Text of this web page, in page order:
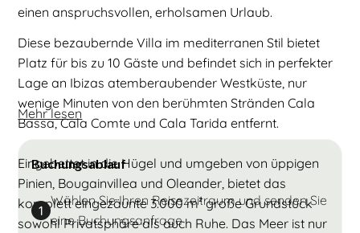
einen anspruchsvollen, erholsamen Urlaub.
Diese bezaubernde Villa im mediterranen Stil bietet
Platz für bis zu 10 Gäste und befindet sich in perfekter
Lage an Ibizas atemberaubender Westküste, nur
wenige Minuten von den berühmten Stränden Cala
Bassa, Cala Comte und Cala Tarida entfernt.
Eingebettet in die Hügel und umgeben von üppigen
Pinien, Bougainvillea und Oleander, bietet das
komplett eingezäunte 3.000 m² große Grundstück
sowohl Privatsphäre als auch Ruhe. Das Meer ist nur
Mehr lesen
Buchungsablauf
1
Wählen Sie Ihren Reisezeitraum und senden Sie
eine Buchungsanfrage